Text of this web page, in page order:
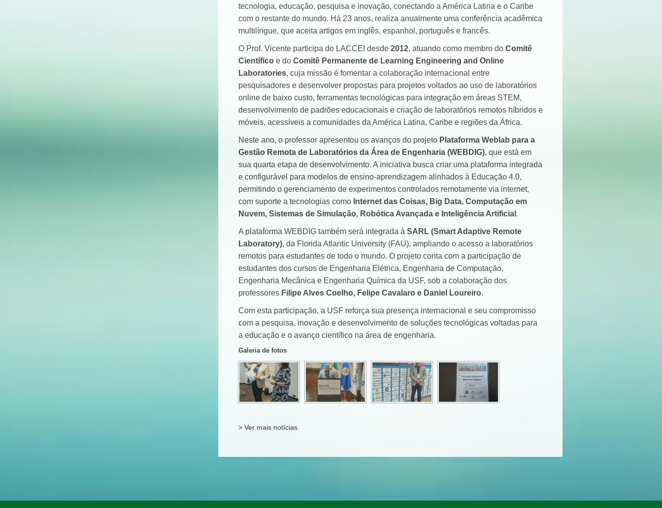
tecnologia, educação, pesquisa e inovação, conectando a América Latina e o Caribe
com o restante do mundo. Há 23 anos, realiza anualmente uma conferência acadêmica
multilíngue, que aceita artigos em inglês, espanhol, português e francês.
O Prof. Vicente participa do LACCEI desde2012, atuando como membro doComitê
Científico e doComitê Permanente de Learning Engineering and Online
Laboratories, cuja missão é fomentar a colaboração internacional entre
pesquisadores e desenvolver propostas para projetos voltados ao uso de laboratórios
online de baixo custo, ferramentas tecnológicas para integração em áreas STEM,
desenvolvimento de padrões educacionais e criação de laboratórios remotos híbridos e
móveis, acessíveis a comunidades da América Latina, Caribe e regiões da África.
Neste ano, o professor apresentou os avanços do projeto Plataforma Weblab para a
Gestão Remota de Laboratórios da Área de Engenharia (WEBDIG), que está em
sua quarta etapa de desenvolvimento. A iniciativa busca criar uma plataforma integrada
e configurável para modelos de ensino-aprendizagem alinhados à Educação 4.0,
permitindo o gerenciamento de experimentos controlados remotamente via internet,
com suporte a tecnologias como Internet das Coisas, Big Data, Computação em
Nuvem, Sistemas de Simulação, Robótica Avançada e Inteligência Artificial .
A plataforma WEBDIG também será integrada àSARL (Smart Adaptive Remote
Laboratory), da Florida Atlantic University (FAU), ampliando o acesso a laboratórios
remotos para estudantes de todo o mundo. O projeto conta com a participação de
estudantes dos cursos de Engenharia Elétrica, Engenharia de Computação,
Engenharia Mecânica e Engenharia Química da USF, sob a colaboração dos
professores Filipe Alves Coelho, Felipe Cavalaro e Daniel Loureiro.
Com esta participação, a USF reforça sua presença internacional e seu compromisso
com a pesquisa, inovação e desenvolvimento de soluções tecnológicas voltadas para
a educação e o avanço científico na área de engenharia.
Galeria de fotos
> Ver mais notícias